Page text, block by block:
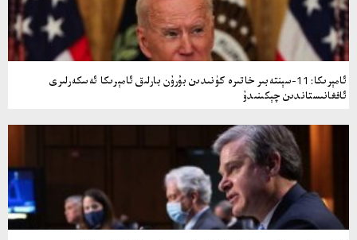
ئامېرىكا: 11-سېنتەبىر خاتىرە كۈنىدىن بۇرۇن بارلىق ئامېرىكا ئەسكەرلىرى
ئافغانىستاندىن چېكىنىدۇ